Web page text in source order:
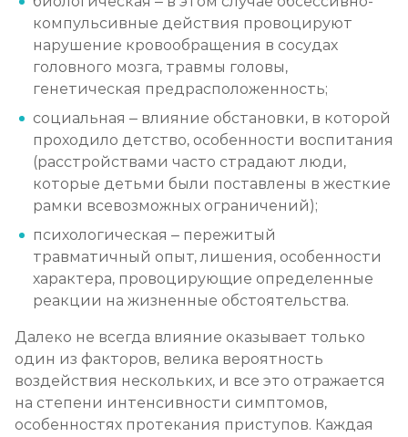
компульсивные действия провоцируют
нарушение кровообращения в сосудах
головного мозга, травмы головы,
генетическая предрасположенность;
социальная – влияние обстановки, в которой
проходило детство, особенности воспитания
(расстройствами часто страдают люди,
которые детьми были поставлены в жесткие
рамки всевозможных ограничений);
психологическая – пережитый
травматичный опыт, лишения, особенности
характера, провоцирующие определенные
реакции на жизненные обстоятельства.
Далеко не всегда влияние оказывает только
один из факторов, велика вероятность
воздействия нескольких, и все это отражается
на степени интенсивности симптомов,
особенностях протекания приступов. Каждая